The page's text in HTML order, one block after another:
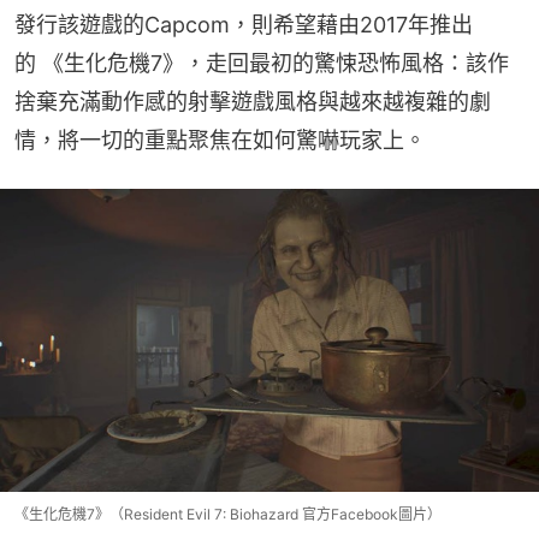
發行該遊戲的Capcom，則希望藉由2017年推出
的 《生化危機7》，走回最初的驚悚恐怖風格：該作
捨棄充滿動作感的射擊遊戲風格與越來越複雜的劇
情，將一切的重點聚焦在如何驚嚇玩家上。
《生化危機7》（Resident Evil 7: Biohazard 官方Facebook圖片）